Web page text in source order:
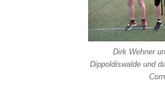
Dirk Wehner
Dippoldiswalde und